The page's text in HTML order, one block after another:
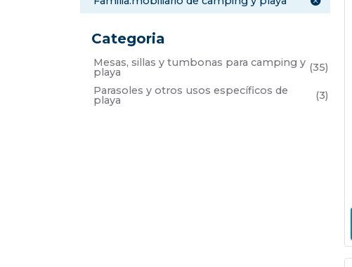
Categoria
mesas, sillas y tumbonas para camping y
playa
(35)
parasoles y otros usos específicos de
playa (3)